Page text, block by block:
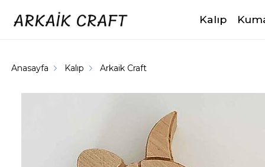
Kalıp
Anasayfa Kalıp Arkaik Craft